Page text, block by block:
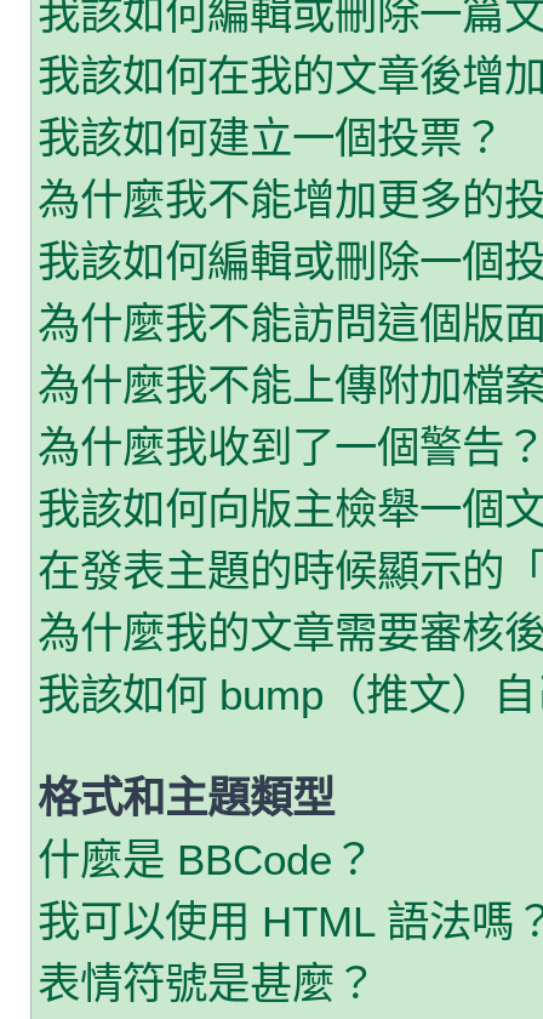
我該如何編輯或刪除一篇
我該如何在我的文章後增
我該如何建立一個投票？
為什麼我不能增加更多的
我該如何編輯或刪除一個
為什麼我不能訪問這個版
為什麼我不能上傳附加檔
為什麼我收到了一個警告
我該如何向版主檢舉一個
在發表主題的時候顯示的
為什麼我的文章需要審核
我該如何 bump（推文）
格式和主題類型
什麼是 BBCode？
我可以使用 HTML 語法嗎
表情符號是甚麼？